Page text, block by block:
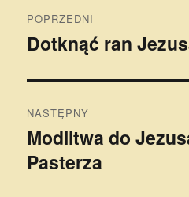
wpisu
POPRZEDNI
Poprzedni
Dotknąć ran
NASTĘPNY
Następny
wpis:
Modlitwa do
Pasterza